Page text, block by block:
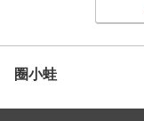
圈小蛙